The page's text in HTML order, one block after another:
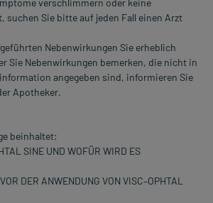
verschlimmern oder keine
suchen Sie bitte auf jeden Fall einen Arzt
Nebenwirkungen Sie erheblich
Sie Nebenwirkungen bemerken, die nicht in
angegeben sind, informieren Sie
Apotheker.
beinhaltet:
SINE UND WOFÜR WIRD ES
DER ANWENDUNG VON VISC–OPHTAL